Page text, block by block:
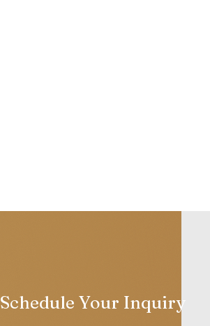
Schedule Your Inquiry